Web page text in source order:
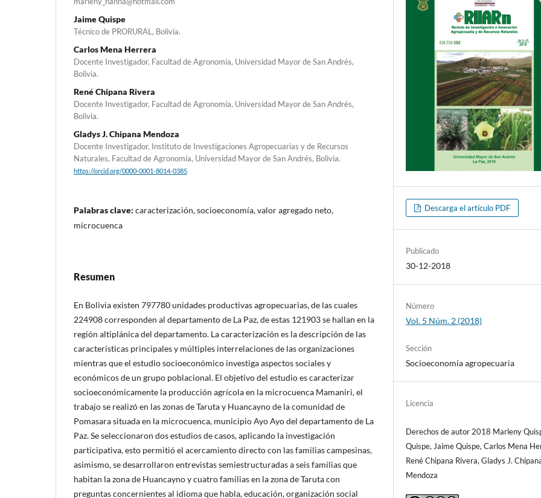
Jaime Quispe
Técnico de PRORURAL, Bolivia.
Carlos Mena Herrera
Docente Investigador, Facultad de Agronomía, Universidad Mayor de San Andrés,
Bolivia.
René Chipana Rivera
Docente Investigador, Facultad de Agronomía, Universidad Mayor de San Andrés,
Bolivia.
Gladys J. Chipana Mendoza
Docente Investigador, Instituto de Investigaciones Agropecuarias y de Recursos
Naturales, Facultad de Agronomía, Universidad Mayor de San Andrés, Bolivia.
https://orcid.org/0000-0001-8014-0385
Palabras clave: caracterización, socioeconomía, valor agregado neto,
microcuenca
Resumen
En Bolivia existen 797780 unidades productivas agropecuarias, de las cuales
224908 corresponden al departamento de La Paz, de estas 121903 se hallan en la
región altiplánica del departamento. La caracterización es la descripción de las
características principales y múltiples interrelaciones de las organizaciones
mientras que el estudio socioeconómico investiga aspectos sociales y
económicos de un grupo poblacional. El objetivo del estudio es caracterizar
socioeconómicamente la producción agrícola en la microcuenca Mamaniri, el
trabajo se realizó en las zonas de Taruta y Huancayno de la comunidad de
Pomasara situada en la microcuenca, municipio Ayo Ayo del departamento de La
Paz. Se seleccionaron dos estudios de casos, aplicando la investigación
participativa, esto permitió el acercamiento directo con las familias campesinas,
asimismo, se desarrollaron entrevistas semiestructuradas a seis familias que
habitan la zona de Huancayno y cuatro familias en la zona de Taruta con
preguntas concernientes al idioma que habla, educación, organización social
Descarga el artículo PDF
Publicado
30-12-2018
Número
Vol. 5 Núm. 2 (2018)
Sección
Socioeconomía agropecuaria
Licencia
Derechos de autor 2018 Marleny
Quispe, Jaime Quispe, Carlos Mena
René Chipana Rivera, Gladys J.
Mendoza